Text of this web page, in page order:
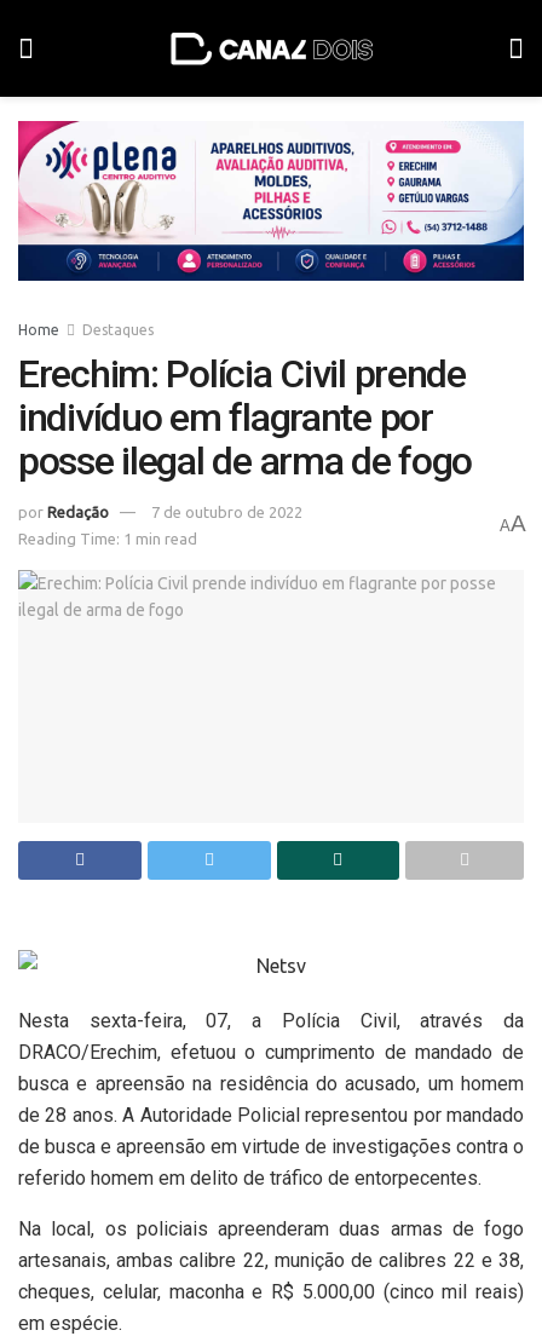
Home Destaques
Erechim: Polícia Civil prende
indivíduo em flagrante por
posse ilegal de arma de fogo
por Redação
7 de outubro de 2022
Reading Time: 1 min read
AA
Nesta sexta-feira, 07, a Polícia Civil, através da
DRACO/Erechim, efetuou o cumprimento de mandado de
busca e apreensão na residência do acusado, um homem
de 28 anos. A Autoridade Policial representou por mandado
de busca e apreensão em virtude de investigações contra o
referido homem em delito de tráfico de entorpecentes.
Na local, os policiais apreenderam duas armas de fogo
artesanais, ambas calibre 22, munição de calibres 22 e 38,
cheques, celular, maconha e R$ 5.000,00 (cinco mil reais)
em espécie.